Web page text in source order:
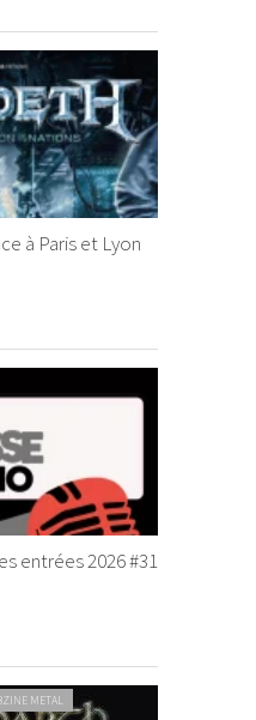
à Paris et Lyon
entrées 2026 #31
METAL